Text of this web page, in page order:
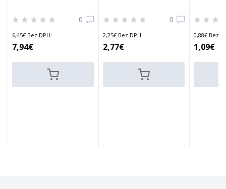
0
6,45€ Bez DPH:
7,94€
0
2,25€ Bez DPH:
2,77€
0,88€ Bez
1,09€